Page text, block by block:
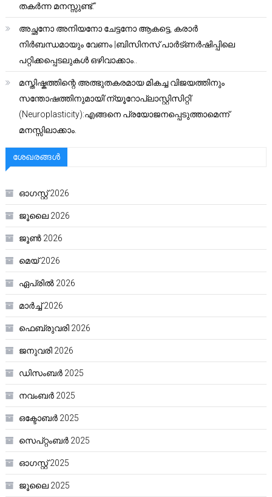
തകർന്ന മനസ്സുണ്ട്.”
അച്ഛനോ അനിയനോ ചേട്ടനോ ആകട്ടെ, കരാർ
നിർബന്ധമായും വേണം |ബിസിനസ് പാർട്ണർഷിപ്പിലെ
പറ്റിക്കപ്പെടലുകൾ ഒഴിവാക്കാം..
മസ്തിഷ്കത്തിന്റെ അത്ഭുതകരമായ മികച്ച വിജയത്തിനും
സന്തോഷത്തിനുമായി’ന്യൂറോപ്ലാസ്റ്റിസിറ്റി’
(Neuroplasticity):എങ്ങനെ പ്രയോജനപ്പെടുത്താമെന്ന്
മനസ്സിലാക്കാം.
ശേഖരങ്ങൾ
ഓഗസ്റ്റ്‌ 2026
ജൂലൈ 2026
ജൂൺ 2026
മെയ്‌ 2026
ഏപ്രിൽ 2026
മാർച്ച്‌ 2026
ഫെബ്രുവരി 2026
ജനുവരി 2026
ഡിസംബർ 2025
നവംബർ 2025
ഒക്ടോബർ 2025
സെപ്റ്റംബർ 2025
ഓഗസ്റ്റ്‌ 2025
ജൂലൈ 2025